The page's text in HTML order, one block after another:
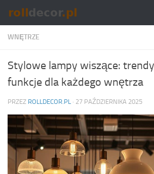
Skip to content
WNĘTRZE
Stylowe lampy wiszące:
funkcje dla każdego wnętrza
PRZEZ ROLLDECOR.PL · 27 PAŹDZIERNIKA 2025